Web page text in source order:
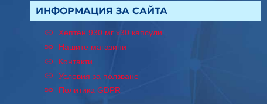
ИНФОРМАЦИЯ ЗА САЙТА
Хептен 930 мг x30 капсули
Нашите магазини
Контакти
Условия за ползване
Политика GDPR